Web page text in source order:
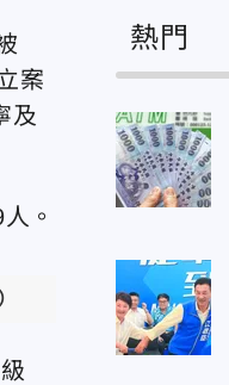
案
及
熱門